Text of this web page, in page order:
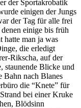
der Sportakrobatik
einigen der Jungs
der Tag für alle frei
einige bis früh
man ja was
die erledigt
Rikscha, auf der
staunende Blicke und
Bahn nach Blanes
die “Knete” für
bei einer Kruke
Blödsinn